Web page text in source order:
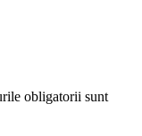
obligatorii sunt